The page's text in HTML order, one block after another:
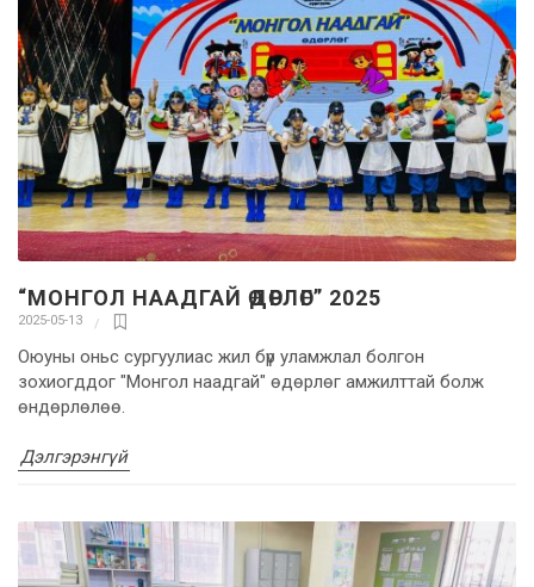
“МОНГОЛ НААДГАЙ ӨДӨРЛӨГ” 2025
2025-05-13
Оюуны оньс сургуулиас жил бүр уламжлал болгон
зохиогддог "Монгол наадгай" өдөрлөг амжилттай болж
өндөрлөлөө.
Дэлгэрэнгүй